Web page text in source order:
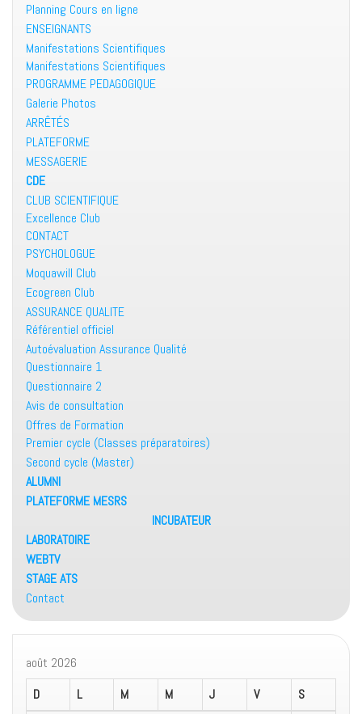
Planning Cours en ligne
ENSEIGNANTS
Manifestations Scientifiques
Manifestations Scientifiques
PROGRAMME PEDAGOGIQUE
Galerie Photos
ARRÊTÉS
PLATEFORME
MESSAGERIE
CDE
CLUB SCIENTIFIQUE
Excellence Club
CONTACT
PSYCHOLOGUE
Moquawill Club
Ecogreen Club
ASSURANCE QUALITE
Référentiel officiel
Autoévaluation Assurance Qualité
Questionnaire 1
Questionnaire 2
Avis de consultation
Offres de Formation
Premier cycle (Classes préparatoires)
Second cycle (Master)
ALUMNI
PLATEFORME MESRS
INCUBATEUR
LABORATOIRE
WEBTV
STAGE ATS
Contact
août 2026
D
L M M J V
S